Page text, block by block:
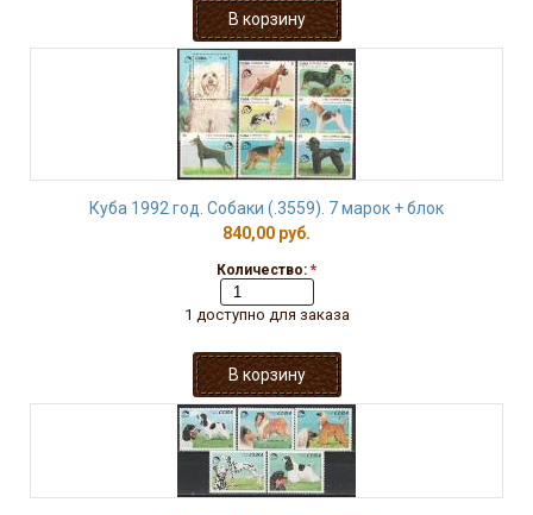
Куба 1992 год. Собаки (.3559). 7 марок + блок
840,00 руб.
Количество: *
1 доступно для заказа